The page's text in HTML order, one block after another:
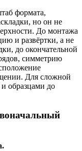
формата,
но он не
До монтажа
и развёртки, а не
до окончательной
симметрию
Для сложной
образцами до